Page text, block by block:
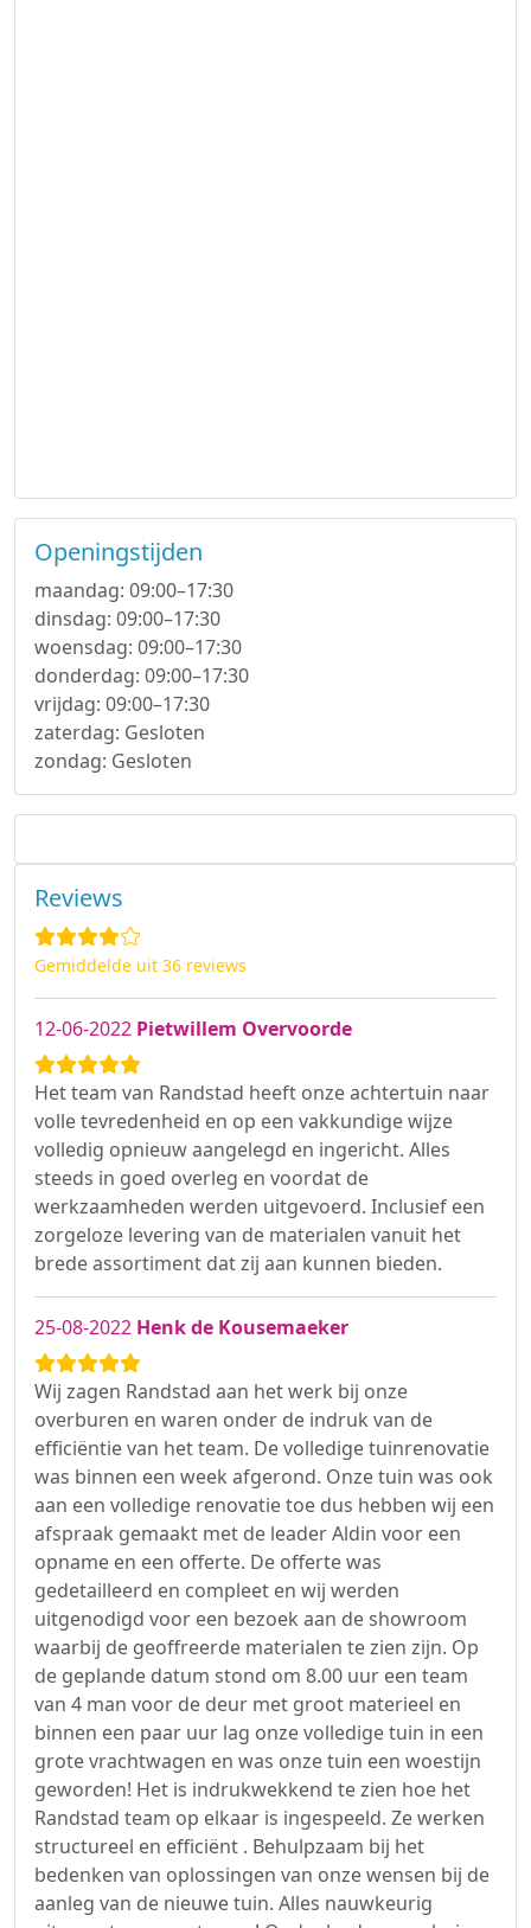
Openingstijden
maandag: 09:00–17:30
dinsdag: 09:00–17:30
woensdag: 09:00–17:30
donderdag: 09:00–17:30
vrijdag: 09:00–17:30
zaterdag: Gesloten
zondag: Gesloten
Reviews
Gemiddelde uit 36 reviews
12-06-2022 Pietwillem Overvoorde
Het team van Randstad heeft onze achtertuin naar
volle tevredenheid en op een vakkundige wijze
volledig opnieuw aangelegd en ingericht. Alles
steeds in goed overleg en voordat de
werkzaamheden werden uitgevoerd. Inclusief een
zorgeloze levering van de materialen vanuit het
brede assortiment dat zij aan kunnen bieden.
25-08-2022 Henk de Kousemaeker
Wij zagen Randstad aan het werk bij onze
overburen en waren onder de indruk van de
efficiëntie van het team. De volledige tuinrenovatie
was binnen een week afgerond. Onze tuin was ook
aan een volledige renovatie toe dus hebben wij een
afspraak gemaakt met de leader Aldin voor een
opname en een offerte. De offerte was
gedetailleerd en compleet en wij werden
uitgenodigd voor een bezoek aan de showroom
waarbij de geoffreerde materialen te zien zijn. Op
de geplande datum stond om 8.00 uur een team
van 4 man voor de deur met groot materieel en
binnen een paar uur lag onze volledige tuin in een
grote vrachtwagen en was onze tuin een woestijn
geworden! Het is indrukwekkend te zien hoe het
Randstad team op elkaar is ingespeeld. Ze werken
structureel en efficiënt . Behulpzaam bij het
bedenken van oplossingen van onze wensen bij de
aanleg van de nieuwe tuin. Alles nauwkeurig